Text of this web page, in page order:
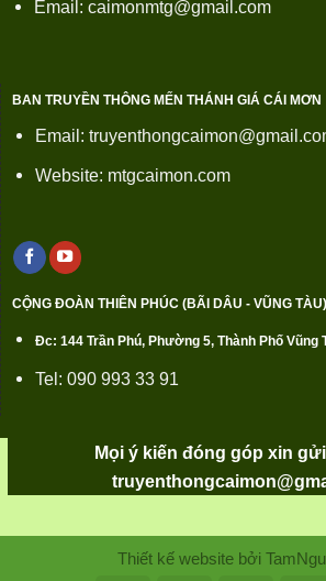
Email: caimonmtg@gmail.com
BAN TRUYỀN THÔNG MẾN THÁNH GIÁ CÁI MƠN
Email:
Website: mtgcaimon.com
CỘNG ĐOÀN THIÊN PHÚC (BÃI DÂU - VŨNG TÀU)
Đc: 144 Trần Phú, Phường 5, Thành Phố Vũng
Tel: 090 993 33 91
Mọi ý kiến đóng góp xin gửi
Thiết kế website bởi